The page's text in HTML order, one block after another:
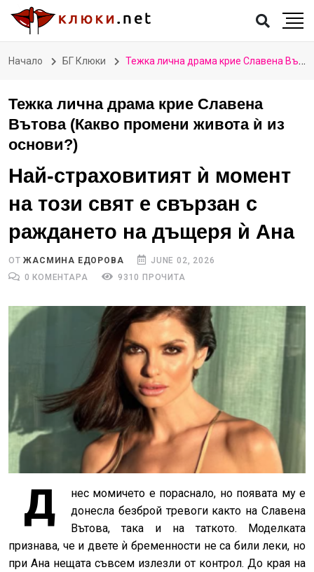
Начало БГ Клюки Тежка лична драма крие Славена Вътова (Какво промени живота ѝ из основи?)
Тежка лична драма крие Славена
Вътова (Какво промени живота ѝ из
основи?)
Най-страховитият ѝ момент
на този свят е свързан с
раждането на дъщеря ѝ Ана
ОТЖАСМИНА ЕДОРОВА
JUNE 02, 2026
0 КОМЕНТАРА
9310 ПРОЧИТА
Д
нес момичето е пораснало, но появата му е
донесла безброй тревоги както на Славена
Вътова, така и на таткото. Моделката
признава, че и двете ѝ бременности не са били леки, но
при Ана нещата съвсем излезли от контрол. До края на